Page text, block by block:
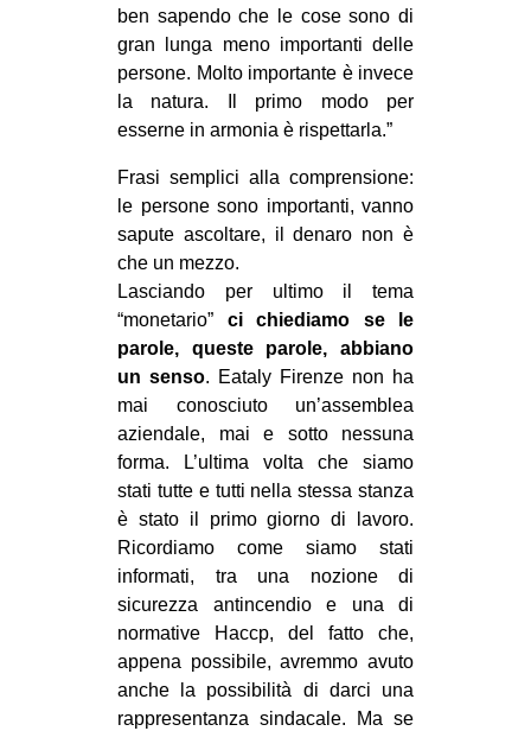
AMERICHE
ESTREMO ORIENTE
EUROPA
MEDIO ORIENTE
MONDO
EVENTI
in
tw
bsky
ms
SEARCH
ben sapendo che le cose sono di
gran lunga meno importanti delle
persone. Molto importante è invece
la natura. Il primo modo per
esserne in armonia è rispettarla.”
Frasi semplici alla comprensione:
le persone sono importanti, vanno
sapute ascoltare, il denaro non è
che un mezzo.
Lasciando per ultimo il tema
“monetario” ci chiediamo se le
parole, queste parole, abbiano
un senso. Eataly Firenze non ha
mai conosciuto un’assemblea
aziendale, mai e sotto nessuna
forma. L’ultima volta che siamo
stati tutte e tutti nella stessa stanza
è stato il primo giorno di lavoro.
Ricordiamo come siamo stati
informati, tra una nozione di
sicurezza antincendio e una di
normative Haccp, del fatto che,
appena possibile, avremmo avuto
anche la possibilità di darci una
rappresentanza sindacale. Ma se